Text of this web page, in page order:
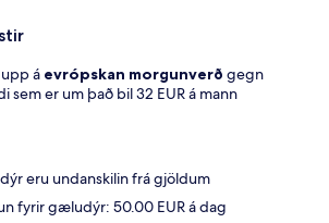
á evrópskan morgunverð gegn
sem er um það bil 32 EUR á mann
eru undanskilin frá gjöldum
fyrir gæludýr: 50.00 EUR á dag